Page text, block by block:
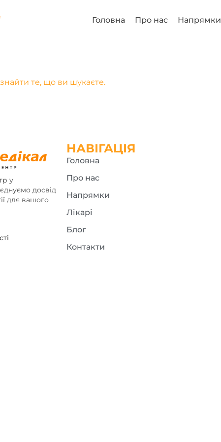
Головна Про нас Напрямки
те, що ви шукаєте.
у
досвід
для вашого
НАВІГАЦІЯ
Головна
Про нас
Напрямки
Лікарі
Блог
Контакти